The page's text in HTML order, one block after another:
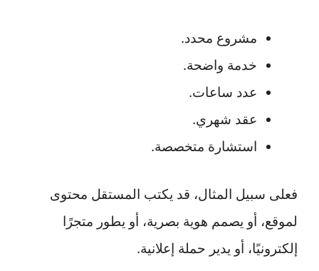
مشروع محدد.
خدمة واضحة.
عدد ساعات.
عقد شهري.
استشارة متخصصة.
فعلى سبيل المثال، قد يكتب المستقل محتوى
لموقع، أو يصمم هوية بصرية، أو يطور متجرًا
إلكترونيًا، أو يدير حملة إعلانية.